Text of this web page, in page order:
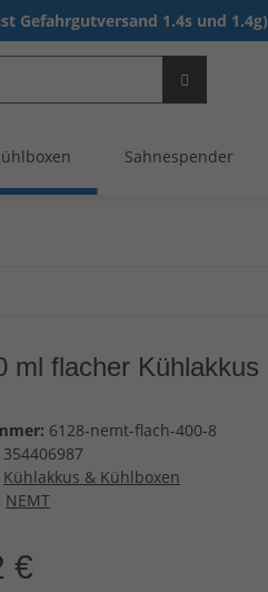
Gefahrgutversand 1.4s und 1.4g)
Sahnespender
ml flacher Kühlakkus
6128-nemt-flach-400-8
Kühlakkus & Kühlboxen
NEMT
€